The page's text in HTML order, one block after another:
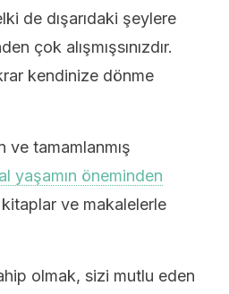
de dışarıdaki şeylere
çok alışmışsınızdır.
kendinize dönme
ve tamamlanmış
yaşamın öneminden
ve makalelerle
olmak, sizi mutlu eden